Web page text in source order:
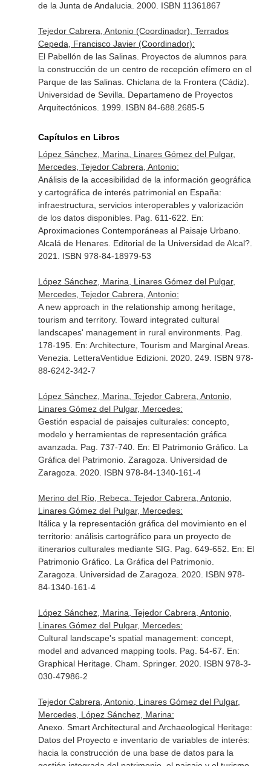
de la Junta de Andalucia. 2000. ISBN 11361867
Tejedor Cabrera, Antonio (Coordinador), Terrados
Cepeda, Francisco Javier (Coordinador):
El Pabellón de las Salinas. Proyectos de alumnos para
la construcción de un centro de recepción efímero en el
Parque de las Salinas. Chiclana de la Frontera (Cádiz).
Universidad de Sevilla. Departameno de Proyectos
Arquitectónicos. 1999. ISBN 84-688.2685-5
Capítulos en Libros
López Sánchez, Marina, Linares Gómez del Pulgar,
Mercedes, Tejedor Cabrera, Antonio:
Análisis de la accesibilidad de la información geográfica
y cartográfica de interés patrimonial en España:
infraestructura, servicios interoperables y valorización
de los datos disponibles. Pag. 611-622. En:
Aproximaciones Contemporáneas al Paisaje Urbano.
Alcalá de Henares. Editorial de la Universidad de Alcal?.
2021. ISBN 978-84-18979-53
López Sánchez, Marina, Linares Gómez del Pulgar,
Mercedes, Tejedor Cabrera, Antonio:
A new approach in the relationship among heritage,
tourism and territory. Toward integrated cultural
landscapes' management in rural environments. Pag.
178-195. En: Architecture, Tourism and Marginal Areas.
Venezia. LetteraVentidue Edizioni. 2020. 249. ISBN 978-
88-6242-342-7
López Sánchez, Marina, Tejedor Cabrera, Antonio,
Linares Gómez del Pulgar, Mercedes:
Gestión espacial de paisajes culturales: concepto,
modelo y herramientas de representación gráfica
avanzada. Pag. 737-740. En: El Patrimonio Gráfico. La
Gráfica del Patrimonio. Zaragoza. Universidad de
Zaragoza. 2020. ISBN 978-84-1340-161-4
Merino del Río, Rebeca, Tejedor Cabrera, Antonio,
Linares Gómez del Pulgar, Mercedes:
Itálica y la representación gráfica del movimiento en el
territorio: análisis cartográfico para un proyecto de
itinerarios culturales mediante SIG. Pag. 649-652. En: El
Patrimonio Gráfico. La Gráfica del Patrimonio.
Zaragoza. Universidad de Zaragoza. 2020. ISBN 978-
84-1340-161-4
López Sánchez, Marina, Tejedor Cabrera, Antonio,
Linares Gómez del Pulgar, Mercedes:
Cultural landscape's spatial management: concept,
model and advanced mapping tools. Pag. 54-67. En:
Graphical Heritage. Cham. Springer. 2020. ISBN 978-3-
030-47986-2
Tejedor Cabrera, Antonio, Linares Gómez del Pulgar,
Mercedes, López Sánchez, Marina:
Anexo. Smart Architectural and Archaeological Heritage:
Datos del Proyecto e inventario de variables de interés:
hacia la construcción de una base de datos para la